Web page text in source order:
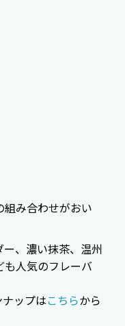
み合わせがおい
、濃い抹茶、温州
人気のフレーバ
ップはこちらから